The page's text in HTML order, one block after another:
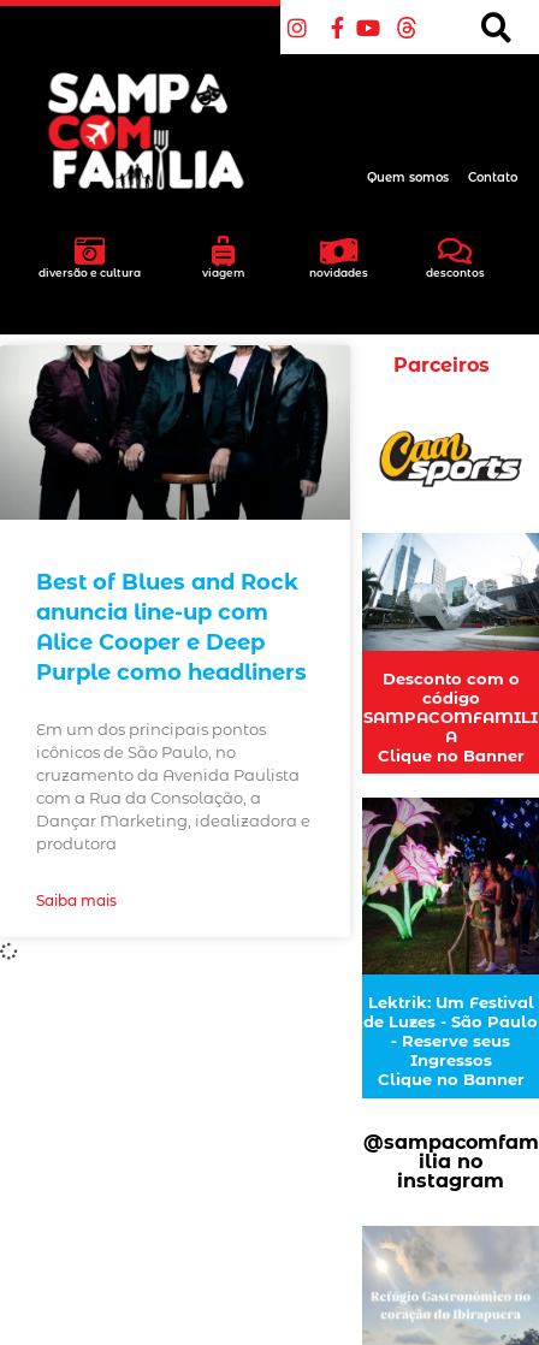
diversão e cultura viagem novidades descontos
Quem somos Contato
Best of Blues and Rock
anuncia line-up com
Alice Cooper e Deep
Purple como headliners
Em um dos principais pontos
icônicos de São Paulo, no
cruzamento da Avenida Paulista
com a Rua da Consolação, a
Dançar Marketing, idealizadora e
produtora
Saiba mais
Parceiros
Desconto com o
código
SAMPACOMFAMILI
A
Clique no Banner
Lektrik: Um Festival
de Luzes - São Paulo
- Reserve seus
Ingressos
Clique no Banner
@sampacomfam
ilia no
instagram